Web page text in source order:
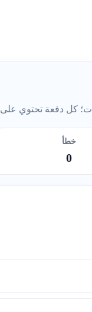
دفعة تحتوي على 5 أسئلة.
خطأ
0